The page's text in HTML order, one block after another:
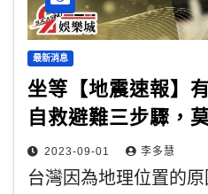
最新消息
坐等【地震速報】
自救避難三步驟，
2023-09-01 李多慧
台灣因為地理位置的